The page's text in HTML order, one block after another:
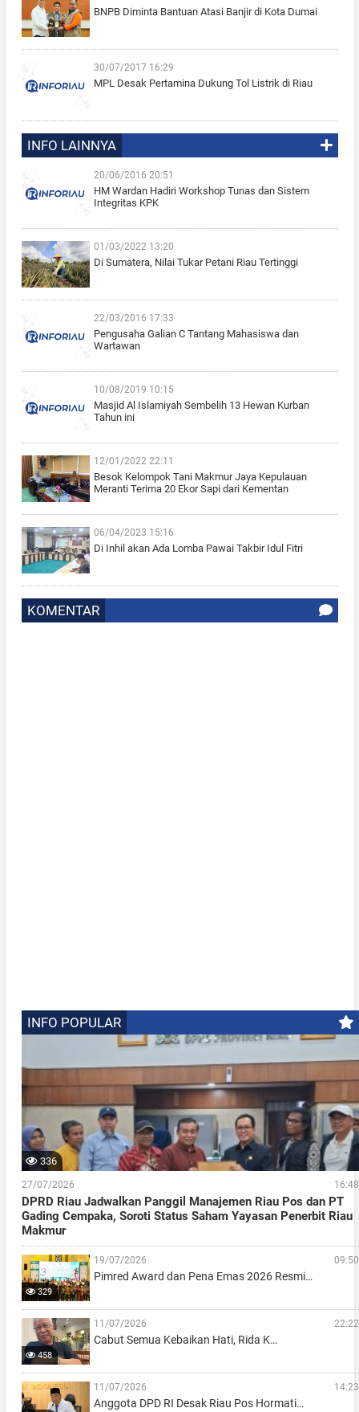
BNPB Diminta Bantuan Atasi Banjir di Kota Dumai
30/07/2017 16:29
MPL Desak Pertamina Dukung Tol Listrik di Riau
INFO LAINNYA
20/06/2016 20:51
HM Wardan Hadiri Workshop Tunas dan Sistem
Integritas KPK
01/03/2022 13:20
Di Sumatera, Nilai Tukar Petani Riau Tertinggi
22/03/2016 17:33
Pengusaha Galian C Tantang Mahasiswa dan
Wartawan
10/08/2019 10:15
Masjid Al Islamiyah Sembelih 13 Hewan Kurban
Tahun ini
12/01/2022 22:11
Besok Kelompok Tani Makmur Jaya Kepulauan
Meranti Terima 20 Ekor Sapi dari Kementan
06/04/2023 15:16
Di Inhil akan Ada Lomba Pawai Takbir Idul Fitri
KOMENTAR
INFO POPULAR
336
27/07/2026 16:48
DPRD Riau Jadwalkan Panggil Manajemen Riau Pos dan PT
Gading Cempaka, Soroti Status Saham Yayasan Penerbit Riau
Makmur
329
19/07/2026 09:50
Pimred Award dan Pena Emas 2026 Resmi…
458
11/07/2026 22:22
Cabut Semua Kebaikan Hati, Rida K…
11/07/2026 14:23
Anggota DPD RI Desak Riau Pos Hormati…